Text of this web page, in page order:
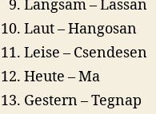
Langsam – Lassan
Laut – Hangosan
Leise – Csendesen
Heute – Ma
Gestern – Tegnap